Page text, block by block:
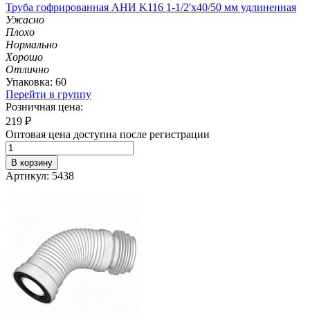
Труба гофрированная АНИ K116 1-1/2'х40/50 мм удлиненная
Ужасно
Плохо
Нормально
Хорошо
Отлично
Упаковка: 60
Перейти в группу
Розничная цена:
219 ₽
Оптовая цена доступна после регистрации
В корзину
Артикул: 5438